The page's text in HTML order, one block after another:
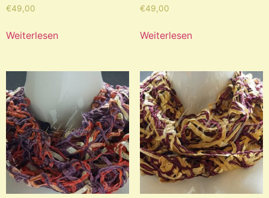
€49,00
Weiterlesen
€49,00
Weiterlesen